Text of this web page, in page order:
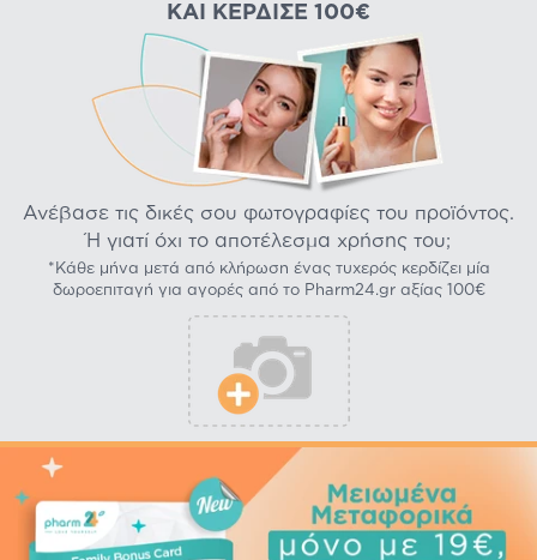
ΚΑΙ ΚΈΡΔΙΣΕ 100€
Ανέβασε τις δικές σου φωτογραφίες του προϊόντος.
Ή γιατί όχι το αποτέλεσμα χρήσης του;
*Κάθε μήνα μετά από κλήρωση ένας τυχερός κερδίζει μία
δωροεπιταγή για αγορές από το Pharm24.gr αξίας 100€